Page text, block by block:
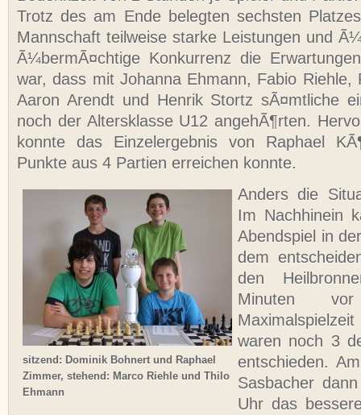
Trotz des am Ende belegten sechsten
Mannschaft teilweise starke Leistungen und
Ã¼bermÃ¤chtige Konkurrenz die
war, dass mit Johanna Ehmann, Fabio Riehle,
Aaron Arendt und Henrik Stortz sÃ¤mtliche
noch der Altersklasse U12 angehÃ¶rten.
konnte das Einzelergebnis von Raphael
Punkte aus 4 Partien erreichen konnte.
sitzend: Dominik Bohnert und Raphael
Zimmer, stehend: Marco Riehle und Thilo
Ehmann
Anders die
Im Nachhinein
Abendspiel in
dem
den
Minuten
waren noch 3
entschieden.
Sasbacher
Uhr das